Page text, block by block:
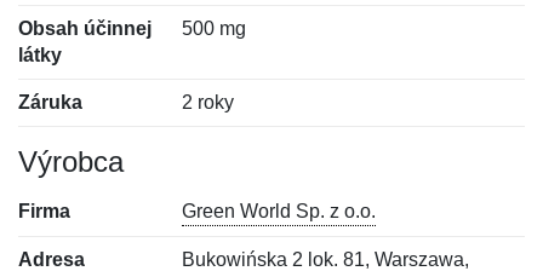
Obsah účinnej
látky
500 mg
Záruka 2 roky
Výrobca
Firma Green World Sp. z o.o.
Adresa
Bukowińska 2 lok. 81, Warszawa,